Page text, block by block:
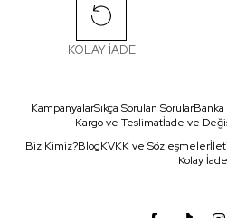
KOLAY İADE
KampanyalarSıkça Sorulan Sorular
Kargo ve Teslimatİade ve
Biz Kimiz?BlogKVKK ve Sözleşmeler
Kolay İade